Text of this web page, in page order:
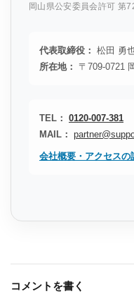
岡山県公安委員会許可 第
代表取締役： 松田 勇
所在地：
〒709-0721
TEL： 0120-007-381
MAIL：
会社概要・アクセスの
コメントを書く